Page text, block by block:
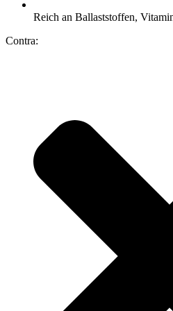
Reich an Ballaststoffen,
Contra: